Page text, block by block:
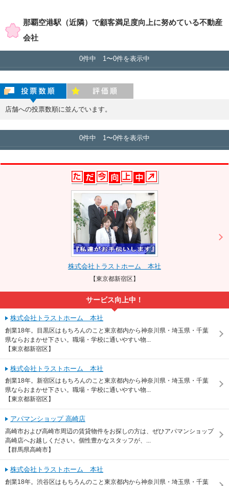
那覇空港駅（近隣）で顧客満足度向上に努めている不動産
会社
0件中 1〜0件を表示中
店舗への投票数順に並んでいます。
0件中 1〜0件を表示中
株式会社トラストホーム 本社
【東京都新宿区】
サービス向上中！
株式会社トラストホーム 本社
創業18年。目黒区はもちろんのこと東京都内から神奈川県・埼玉県・千葉
県ならおまかせ下さい。職場・学校に通いやすい物...
【東京都新宿区】
株式会社トラストホーム 本社
創業18年。新宿区はもちろんのこと東京都内から神奈川県・埼玉県・千葉
県ならおまかせ下さい。職場・学校に通いやすい物...
【東京都新宿区】
アパマンショップ 高崎店
高崎市および高崎市周辺の賃貸物件をお探しの方は、ぜひアパマンショップ
高崎店へお越しください。個性豊かなスタッフが、...
【群馬県高崎市】
株式会社トラストホーム 本社
創業18年。渋谷区はもちろんのこと東京都内から神奈川県・埼玉県・千葉